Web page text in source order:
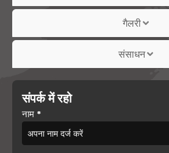
गैलरी
संसाधन
संपर्क में रहो
नाम *